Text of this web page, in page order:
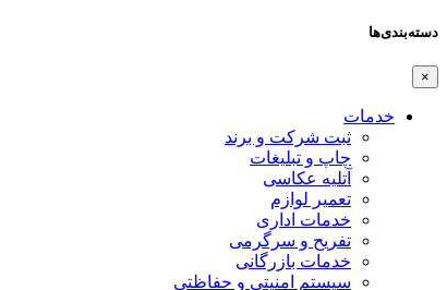
دسته‌بندی‌ها
×
خدمات
ثبت شرکت و برند
چاپ و تبلیغات
آتلیه عکاسی
تعمیر لوازم
خدمات اداری
تفریح و سرگرمی
خدمات بازرگانی
سیستم امنیتی و حفاظتی